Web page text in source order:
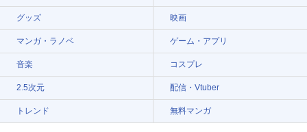
グッズ 映画
マンガ・ラノベ ゲーム・アプリ
音楽 コスプレ
2.5次元 配信・Vtuber
トレンド 無料マンガ